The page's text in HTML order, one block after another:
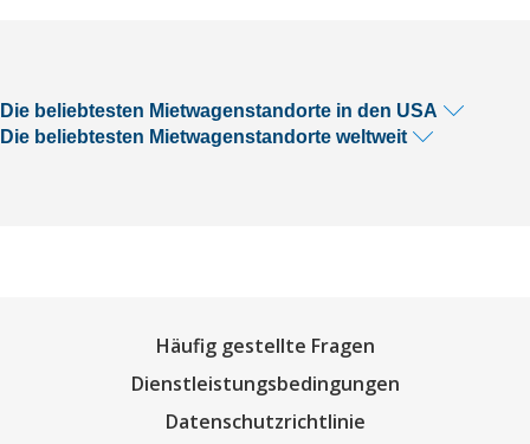
Die beliebtesten Mietwagenstandorte in den USA
Die beliebtesten Mietwagenstandorte weltweit
Häufig gestellte Fragen
Dienstleistungsbedingungen
Datenschutzrichtlinie